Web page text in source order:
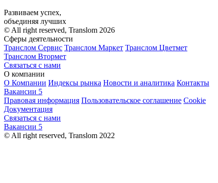
Развиваем успех,
объединяя лучших
© All right reserved, Translom 2026
Сферы деятельности
Транслом Сервис Транслом Маркет Транслом Цветмет
Транслом Втормет
Связаться с нами
О компании
О Компании Индексы рынка Новости и аналитика Контакты
Вакансии 5
Правовая информация Пользовательское соглашение Cookie
Документация
Связаться с нами
Вакансии 5
© All right reserved, Translom 2022